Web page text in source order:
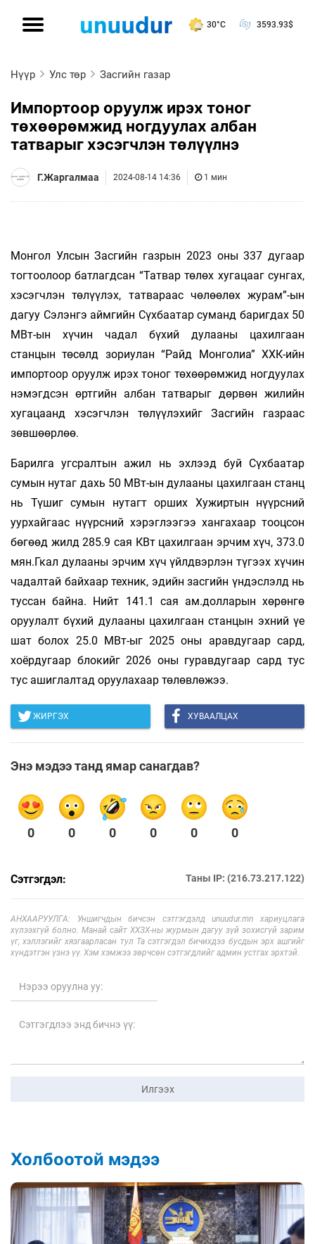
30°C 3593.93$
Нүүр Улс төр Засгийн газар
Импортоор оруулж ирэх тоног
төхөөрөмжид ногдуулах албан
татварыг хэсэгчлэн төлүүлнэ
Г.Жаргалмаа 2024-08-14 14:36 1 мин
Монгол Улсын Засгийн газрын 2023 оны 337 дугаар
тогтоолоор батлагдсан “Татвар төлөх хугацааг сунгах,
хэсэгчлэн төлүүлэх, татвараас чөлөөлөх журам”-ын
дагуу Сэлэнгэ аймгийн Сүхбаатар суманд баригдах 50
МВт-ын хүчин чадал бүхий дулааны цахилгаан
станцын төсөлд зориулан “Райд Монголиа” ХХК-ийн
импортоор оруулж ирэх тоног төхөөрөмжид ногдуулах
нэмэгдсэн өртгийн албан татварыг дөрвөн жилийн
хугацаанд хэсэгчлэн төлүүлэхийг Засгийн газраас
зөвшөөрлөө.
Барилга угсралтын ажил нь эхлээд буй Сүхбаатар
сумын нутаг дахь 50 МВт-ын дулааны цахилгаан станц
нь Түшиг сумын нутагт орших Хужиртын нүүрсний
уурхайгаас нүүрсний хэрэглээгээ хангахаар тооцсон
бөгөөд жилд 285.9 сая КВт цахилгаан эрчим хүч, 373.0
мян.Гкал дулааны эрчим хүч үйлдвэрлэн түгээх хүчин
чадалтай байхаар техник, эдийн засгийн үндэслэлд нь
туссан байна. Нийт 141.1 сая ам.долларын хөрөнгө
оруулалт бүхий дулааны цахилгаан станцын эхний үе
шат болох 25.0 МВт-ыг 2025 оны аравдугаар сард,
хоёрдугаар блокийг 2026 оны гуравдугаар сард тус
тус ашиглалтад оруулахаар төлөвлөжээ.
ЖИРГЭХ ХУВААЛЦАХ
Энэ мэдээ танд ямар санагдав?
0 0 0 0 0 0
Сэтгэгдэл: Таны IP: (216.73.217.122)
АНХААРУУЛГА: Уншигчдын бичсэн сэтгэгдэлд unuudur.mn хариуцлага
хүлээхгүй болно. Манай сайт ХХЗХ-ны журмын дагуу зүй зохисгүй зарим
үг, хэллэгийг хязгаарласан тул Та сэтгэгдэл бичихдээ бусдын эрх ашгийг
хүндэтгэн үзнэ үү. Хэм хэмжээ зөрчсөн сэтгэгдлийг админ устгах эрхтэй.
Илгээх
Холбоотой мэдээ